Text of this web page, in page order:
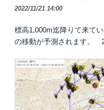
2022/11/21 14:00
標高1,000m迄降りて来て
の移動が予測されます。